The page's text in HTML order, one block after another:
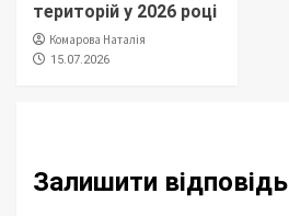
територій у 2026 році
Комарова Наталія
15.07.2026
Залишити відповідь